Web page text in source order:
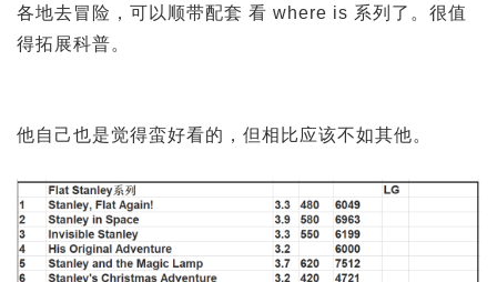
各地去冒险，可以顺带配套 看 where is 系列了。很值
得拓展科普。
他自己也是觉得蛮好看的，但相比应该不如其他。